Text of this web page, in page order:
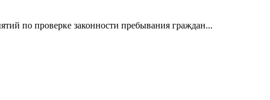
по проверке законности пребывания граждан...